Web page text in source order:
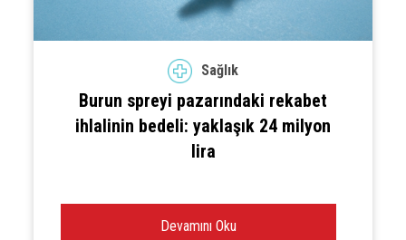
Sağlık
Burun spreyi pazarındaki rekabet
ihlalinin bedeli: yaklaşık 24 milyon
lira
Devamını Oku